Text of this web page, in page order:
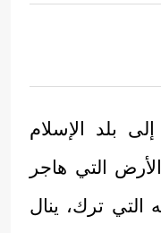
بلد الإسلام
التي هاجر
التي ترك، ينال